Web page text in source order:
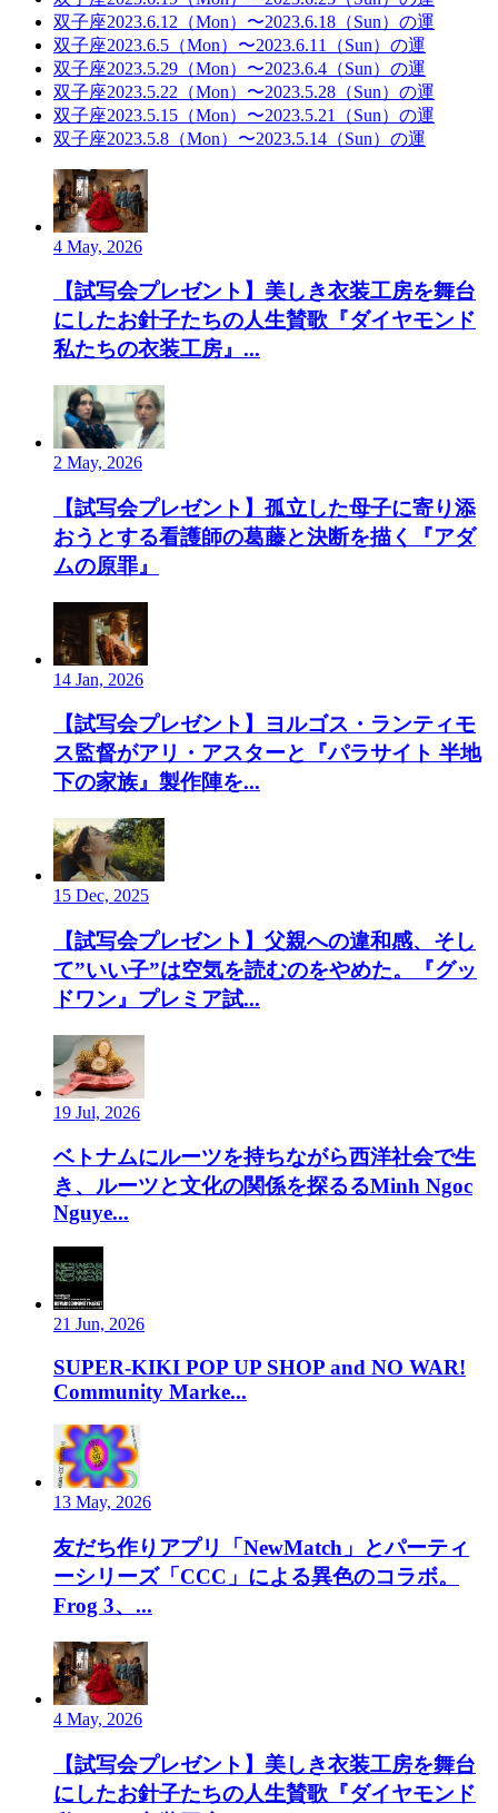
双子座2023.6.12（Mon）〜2023.6.18（Sun）の運
双子座2023.6.5（Mon）〜2023.6.11（Sun）の運
双子座2023.5.29（Mon）〜2023.6.4（Sun）の運
双子座2023.5.22（Mon）〜2023.5.28（Sun）の運
双子座2023.5.15（Mon）〜2023.5.21（Sun）の運
双子座2023.5.8（Mon）〜2023.5.14（Sun）の運
4 May, 2026
【試写会プレゼント】美しき衣装工房を舞台
にしたお針子たちの人生賛歌『ダイヤモンド
私たちの衣装工房』...
2 May, 2026
【試写会プレゼント】孤立した母子に寄り添
おうとする看護師の葛藤と決断を描く『アダ
ムの原罪』
14 Jan, 2026
【試写会プレゼント】ヨルゴス・ランティモ
ス監督がアリ・アスターと『パラサイト 半地
下の家族』製作陣を...
15 Dec, 2025
【試写会プレゼント】父親への違和感、そし
て”いい子”は空気を読むのをやめた。『グッ
ドワン』プレミア試...
19 Jul, 2026
ベトナムにルーツを持ちながら西洋社会で生
き、ルーツと文化の関係を探るるMinh Ngoc
Nguye...
21 Jun, 2026
SUPER-KIKI POP UP SHOP and NO WAR!
Community Marke...
13 May, 2026
友だち作りアプリ「NewMatch」とパーティ
ーシリーズ「CCC」による異色のコラボ。
Frog 3、...
4 May, 2026
【試写会プレゼント】美しき衣装工房を舞台
にしたお針子たちの人生賛歌『ダイヤモンド